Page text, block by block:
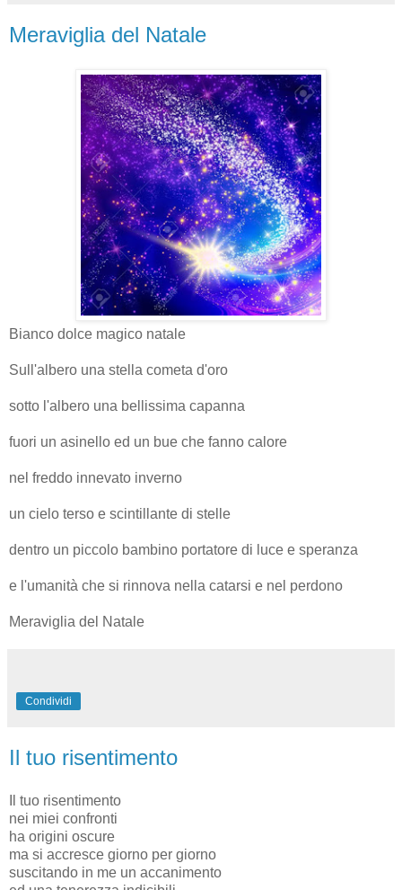
Meraviglia del Natale
Bianco dolce magico natale
Sull'albero una stella cometa d'oro
sotto l'albero una bellissima capanna
fuori un asinello ed un bue che fanno calore
nel freddo innevato inverno
un cielo terso e scintillante di stelle
dentro un piccolo bambino portatore di luce e speranza
e l'umanità che si rinnova nella catarsi e nel perdono
Meraviglia del Natale
Condividi
Il tuo risentimento
Il tuo risentimento
nei miei confronti
ha origini oscure
ma si accresce giorno per giorno
suscitando in me un accanimento